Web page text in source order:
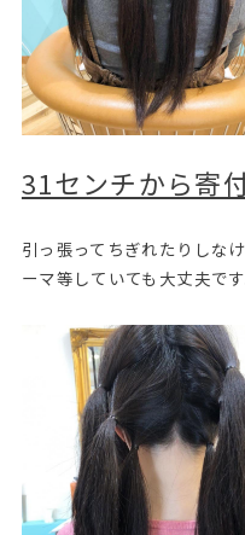
31センチから寄
引っ張ってちぎれたりしな
ーマ等していても大丈夫です